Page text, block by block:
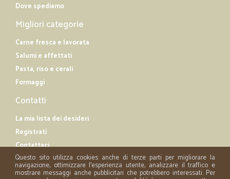
Dove spediamo
Migliori categorie
Carne fresca e lavorata
Salumi e affettati
Pasta, riso e cerali
Formaggi
Contatti
La mia lista dei desideri
Registrati
Contattaci
Questo sito utilizza cookies anche di terze parti per migliorare la
navigazione, ottimizzare l'esperienza utente, analizzare il traffico e
mostrare messaggi anche pubblicitari che potrebbero interessati. Per